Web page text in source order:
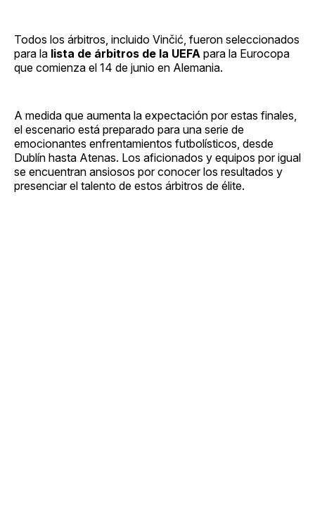
Todos los árbitros, incluido Vinčić, fueron seleccionados
para la lista de árbitros de la UEFA para la Eurocopa
que comienza el 14 de junio en Alemania.
A medida que aumenta la expectación por estas finales,
el escenario está preparado para una serie de
emocionantes enfrentamientos futbolísticos, desde
Dublín hasta Atenas. Los aficionados y equipos por igual
se encuentran ansiosos por conocer los resultados y
presenciar el talento de estos árbitros de élite.